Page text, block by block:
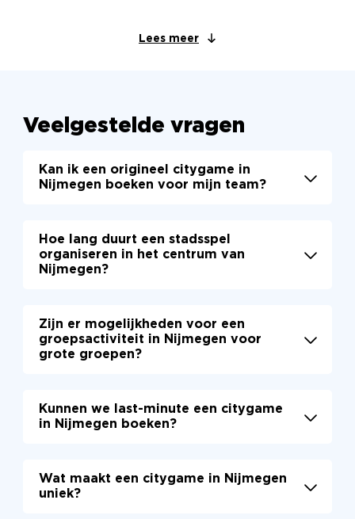
Lees meer
Veelgestelde vragen
Kan ik een origineel citygame in
Nijmegen boeken voor mijn team?
diverse citygames aan die perfect zijn voor
teams. Denk aan spannende uitdagingen door
het centrum, waarbij je samenwerkt en
Hoe lang duurt een stadsspel
organiseren in het centrum van
Nijmegen?
tussen de 2 en 3 uur. Deze tijd is perfect om
het centrum te verkennen en leuke opdrachten
uit te voeren, terwijl je ook de geschiedenis van
Zijn er mogelijkheden voor een
groepsactiviteit in Nijmegen voor
grote groepen?
grote groepen. Voor groepen van 10 tot 100
personen organiseren we interactieve
Kunnen we last-minute een citygame
in Nijmegen boeken?
contact met ons op en we kijken samen naar de
beschikbare opties voor een citygame in
Wat maakt een citygame in Nijmegen
uniek?